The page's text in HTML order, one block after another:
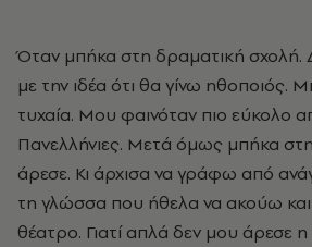
Όταν μπήκα στη δραματική σχολή.
με την ιδέα ότι θα γίνω ηθοποιός.
τυχαία. Μου φαινόταν πιο εύκολο
Πανελλήνιες. Μετά όμως μπήκα
άρεσε. Κι άρχισα να γράφω από
τη γλώσσα που ήθελα να ακούω
θέατρο. Γιατί απλά δεν μου άρεσε